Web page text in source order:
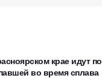
крае идут
во время сплава